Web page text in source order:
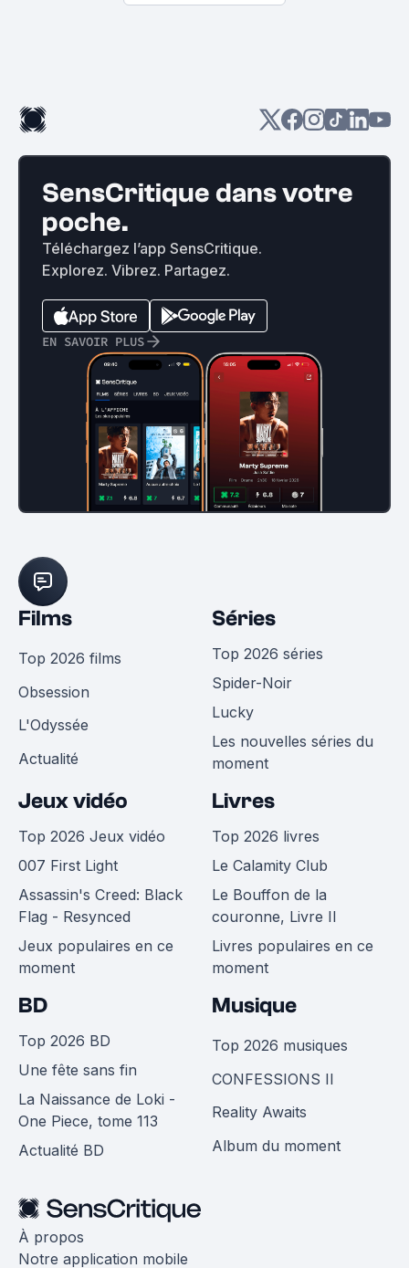
SensCritique dans votre
poche.
Téléchargez l’app SensCritique.
Explorez. Vibrez. Partagez.
EN SAVOIR PLUS
Films
Top 2026 films
Obsession
L'Odyssée
Actualité
Séries
Top 2026 séries
Spider-Noir
Lucky
Les nouvelles séries du
moment
Jeux vidéo
Top 2026 Jeux vidéo
007 First Light
Assassin's Creed: Black
Flag - Resynced
Jeux populaires en ce
moment
Livres
Top 2026 livres
Le Calamity Club
Le Bouffon de la
couronne, Livre II
Livres populaires en ce
moment
BD
Top 2026 BD
Une fête sans fin
La Naissance de Loki -
One Piece, tome 113
Actualité BD
Musique
Top 2026 musiques
CONFESSIONS II
Reality Awaits
Album du moment
À propos
Notre application mobile